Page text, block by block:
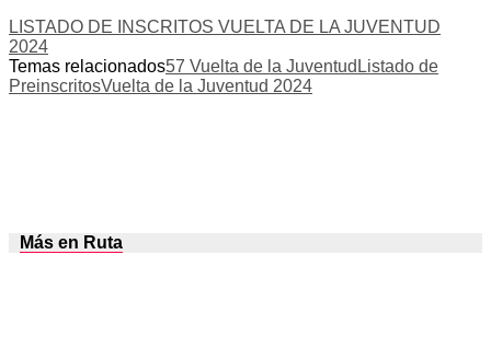
LISTADO DE INSCRITOS VUELTA DE LA JUVENTUD
2024
Temas relacionados57 Vuelta de la Juventud Listado de
PreinscritosVuelta de la Juventud 2024
Más en Ruta